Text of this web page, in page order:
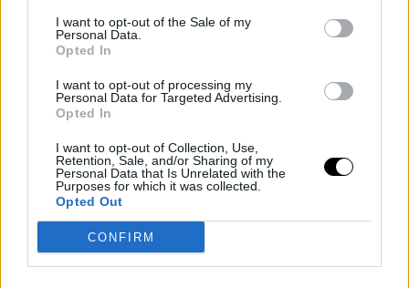
I want to opt-out of the Sale of my
Personal Data.
Opted In
I want to opt-out of processing my
Personal Data for Targeted Advertising.
Opted In
I want to opt-out of Collection, Use,
Retention, Sale, and/or Sharing of my
Personal Data that Is Unrelated with the
Purposes for which it was collected.
Opted Out
CONFIRM